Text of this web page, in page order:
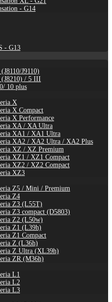
- G14
- G13
J9110)
(J8210) / 5 III
10 plus
X
X Compact
X Performance
XA / XA Ultra
XA1 / XA1 Ultra
XA2 / XA2 Ultra / XA2 Plus
XZ / XZ Premium
XZ1 / XZ1 Compact
XZ2 / XZ2 Compact
XZ3
Z5 / Mini / Premium
Z4
Z3 (L55T)
Z3 compact (D5803)
Z2 (L50w)
Z1 (L39h)
Z1 Compact
Z (L36h)
Z Ultra (XL39h)
ZR (M36h)
L1
L2
L3